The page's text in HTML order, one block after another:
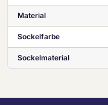
Material
Sockelfarbe
Sockelmaterial